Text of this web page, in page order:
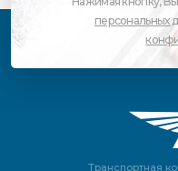
персональных
Транспортная